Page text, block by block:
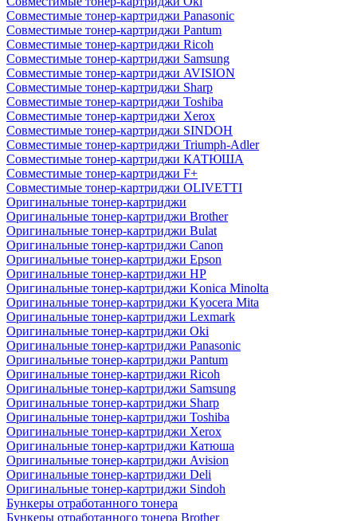
Совместимые тонер-картриджи Panasonic
Совместимые тонер-картриджи Pantum
Совместимые тонер-картриджи Ricoh
Совместимые тонер-картриджи Samsung
Совместимые тонер-картриджи AVISION
Совместимые тонер-картриджи Sharp
Совместимые тонер-картриджи Toshiba
Совместимые тонер-картриджи Xerox
Совместимые тонер-картриджи SINDOH
Совместимые тонер-картриджи Triumph-Adler
Совместимые тонер-картриджи КАТЮША
Совместимые тонер-картриджи F+
Совместимые тонер-картриджи OLIVETTI
Оригинальные тонер-картриджи
Оригинальные тонер-картриджи Brother
Оригинальные тонер-картриджи Bulat
Оригинальные тонер-картриджи Canon
Оригинальные тонер-картриджи Epson
Оригинальные тонер-картриджи HP
Оригинальные тонер-картриджи Konica Minolta
Оригинальные тонер-картриджи Kyocera Mita
Оригинальные тонер-картриджи Lexmark
Оригинальные тонер-картриджи Oki
Оригинальные тонер-картриджи Panasonic
Оригинальные тонер-картриджи Pantum
Оригинальные тонер-картриджи Ricoh
Оригинальные тонер-картриджи Samsung
Оригинальные тонер-картриджи Sharp
Оригинальные тонер-картриджи Toshiba
Оригинальные тонер-картриджи Xerox
Оригинальные тонер-картриджи Катюша
Оригинальные тонер-картриджи Avision
Оригинальные тонер-картриджи Deli
Оригинальные тонер-картриджи Sindoh
Бункеры отработанного тонера
Бункеры отработанного тонера Brother